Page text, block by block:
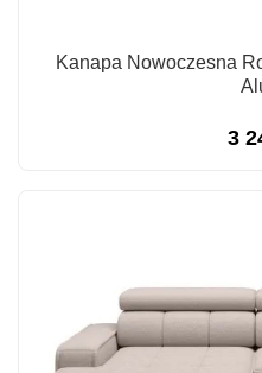
Kanapa Nowoczesna
3